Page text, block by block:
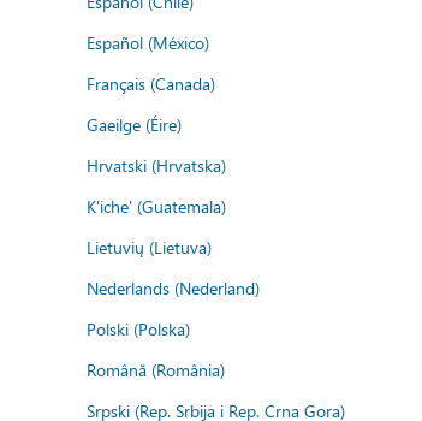
Español (México)
Français (Canada)
Gaeilge (Éire)
Hrvatski (Hrvatska)
K'iche' (Guatemala)
Lietuvių (Lietuva)
Nederlands (Nederland)
Polski (Polska)
Română (România)
Srpski (Rep. Srbija i Rep. Crna Gora)